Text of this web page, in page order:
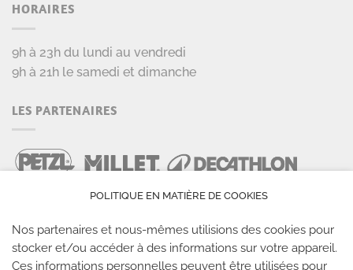
HORAIRES
9h à 23h du lundi au vendredi
9h à 21h le samedi et dimanche
LES PARTENAIRES
POLITIQUE EN MATIÈRE DE COOKIES
Nos partenaires et nous-mêmes utilisions des cookies pour
stocker et/ou accéder à des informations sur votre appareil.
Ces informations personnelles peuvent être utilisées pour